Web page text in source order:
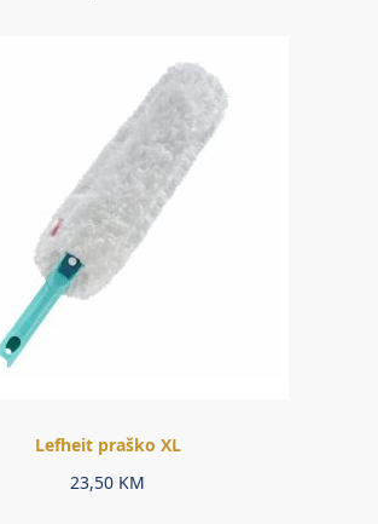
Lefheit praško XL
23,50 KM